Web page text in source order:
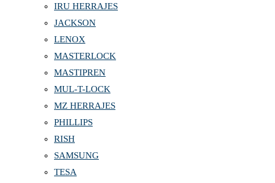
IRU HERRAJES
JACKSON
LENOX
MASTERLOCK
MASTIPREN
MUL-T-LOCK
MZ HERRAJES
PHILLIPS
RISH
SAMSUNG
TESA